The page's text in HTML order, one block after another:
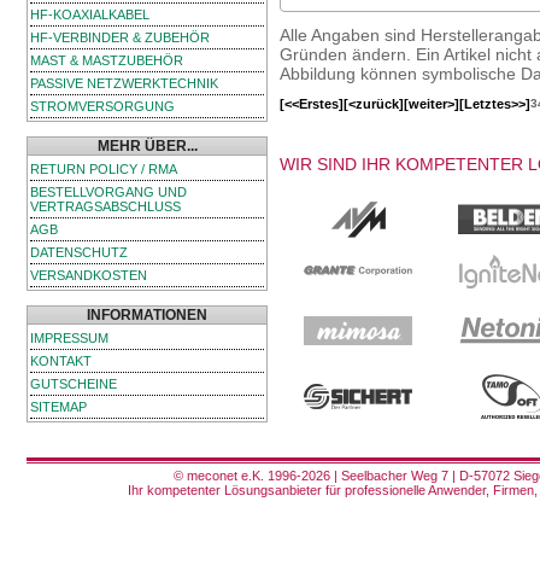
HF-KOAXIALKABEL
HF-VERBINDER & ZUBEHÖR
MAST & MASTZUBEHÖR
PASSIVE NETZWERKTECHNIK
STROMVERSORGUNG
MEHR ÜBER...
RETURN POLICY / RMA
BESTELLVORGANG UND
VERTRAGSABSCHLUSS
AGB
DATENSCHUTZ
VERSANDKOSTEN
INFORMATIONEN
IMPRESSUM
KONTAKT
GUTSCHEINE
SITEMAP
Alle Angaben sind
Gründen ändern. Ein Artikel
Abbildung können symbolische
[<<Erstes][<zurück][weiter>][Letztes>>]
WIR SIND IHR KOMPETENTER
© meconet e.K. 1996-2026 | Seelbacher Weg 7 | D-57072
Ihr kompetenter Lösungsanbieter für professionelle Anwender,